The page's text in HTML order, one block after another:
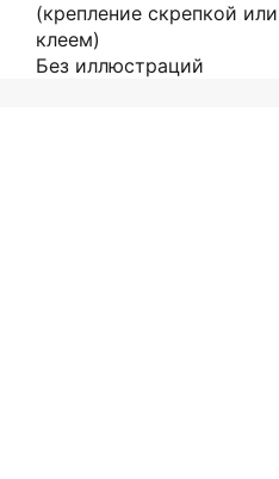
(крепление скрепкой или
клеем)
Без иллюстраций